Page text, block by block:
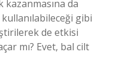
kazanmasına da
kullanılabileceği gibi
de etkisi
mı? Evet, bal cilt